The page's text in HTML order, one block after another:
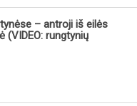
– antroji iš eilės
(VIDEO: rungtynių